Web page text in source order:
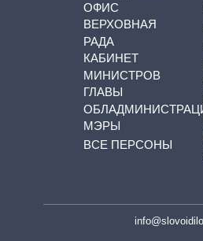
ОФИС
ВЕРХОВНАЯ
РАДА
КАБИНЕТ
МИНИСТРОВ
ГЛАВЫ
МЭРЫ
ВСЕ ПЕРСОНЫ